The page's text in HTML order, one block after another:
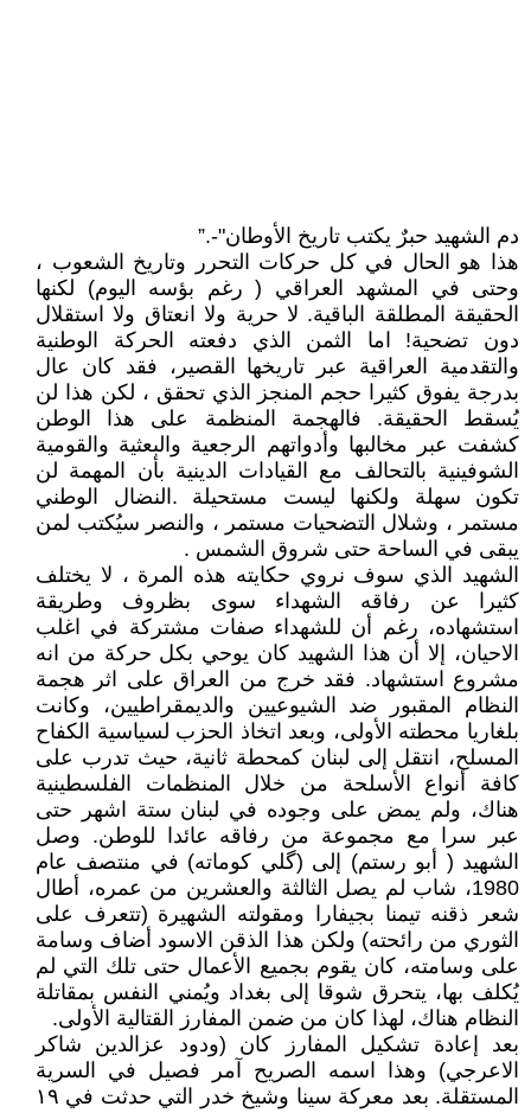
دم الشهيد حبرٌ يكتب تاريخ الأوطان"-.”
هذا هو الحال في كل حركات التحرر وتاريخ الشعوب ،
وحتى في المشهد العراقي ( رغم بؤسه اليوم) لكنها
الحقيقة المطلقة الباقية. لا حرية ولا انعتاق ولا استقلال
دون تضحية! اما الثمن الذي دفعته الحركة الوطنية
والتقدمية العراقية عبر تاريخها القصير، فقد كان عال
بدرجة يفوق كثيرا حجم المنجز الذي تحقق ، لكن هذا لن
يُسقط الحقيقة. فالهجمة المنظمة على هذا الوطن
كشفت عبر مخالبها وأدواتهم الرجعية والبعثية والقومية
الشوفينية بالتحالف مع القيادات الدينية بأن المهمة لن
تكون سهلة ولكنها ليست مستحيلة .النضال الوطني
مستمر ، وشلال التضحيات مستمر ، والنصر سيُكتب لمن
يبقى في الساحة حتى شروق الشمس .
الشهيد الذي سوف نروي حكايته هذه المرة ، لا يختلف
كثيرا عن رفاقه الشهداء سوى بظروف وطريقة
استشهاده، رغم أن للشهداء صفات مشتركة في اغلب
الاحيان، إلا أن هذا الشهيد كان يوحي بكل حركة من انه
مشروع استشهاد. فقد خرج من العراق على اثر هجمة
النظام المقبور ضد الشيوعيين والديمقراطيين، وكانت
بلغاريا محطته الأولى، وبعد اتخاذ الحزب لسياسية الكفاح
المسلح، انتقل إلى لبنان كمحطة ثانية، حيث تدرب على
كافة أنواع الأسلحة من خلال المنظمات الفلسطينية
هناك، ولم يمض على وجوده في لبنان ستة اشهر حتى
عبر سرا مع مجموعة من رفاقه عائدا للوطن. وصل
الشهيد ( أبو رستم) إلى (گلي كوماته) في منتصف عام
1980، شاب لم يصل الثالثة والعشرين من عمره، أطال
شعر ذقنه تيمنا بجيفارا ومقولته الشهيرة (تتعرف على
الثوري من رائحته) ولكن هذا الذقن الاسود أضاف وسامة
على وسامته، كان يقوم بجميع الأعمال حتى تلك التي لم
يُكلف بها، يتحرق شوقا إلى بغداد ويُمني النفس بمقاتلة
النظام هناك، لهذا كان من ضمن المفارز القتالية الأولى.
بعد إعادة تشكيل المفارز كان (ودود عزالدين شاكر
الاعرجي) وهذا اسمه الصريح آمر فصيل في السرية
المستقلة. بعد معركة سينا وشيخ خدر التي حدثت في ١٩